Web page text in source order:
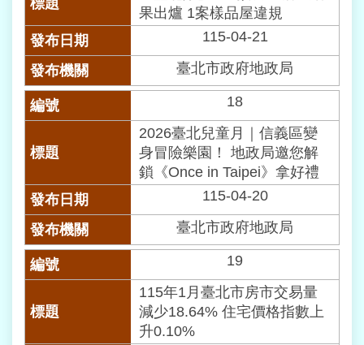
果出爐 1案樣品屋違規
115-04-21
臺北市政府地政局
18
2026臺北兒童月｜信義區變
身冒險樂園！ 地政局邀您解
鎖《Once in Taipei》拿好禮
115-04-20
臺北市政府地政局
19
115年1月臺北市房市交易量
減少18.64% 住宅價格指數上
升0.10%